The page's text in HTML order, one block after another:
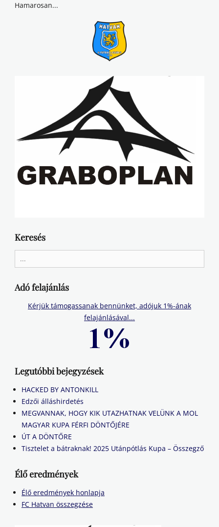
Hamarosan...
Keresés
for:
Adó felajánlás
Kérjük támogassanak bennünket, adójuk 1%-ának
felajánlásával...
Legutóbbi bejegyzések
HACKED BY ANTONKILL
Edzői álláshirdetés
MEGVANNAK, HOGY KIK UTAZHATNAK VELÜNK A MOL
MAGYAR KUPA FÉRFI DÖNTŐJÉRE
ÚT A DÖNTŐRE
Tisztelet a bátraknak! 2025 Utánpótlás Kupa – Összegző
Élő eredmények
Élő eredmények honlapja
FC Hatvan összegzése